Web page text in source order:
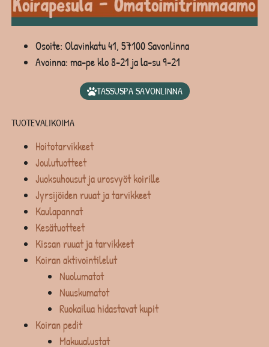
Osoite: Olavinkatu 41, 57100 Savonlinna
Avoinna: ma-pe klo 8-21 ja la-su 9-21
TASSUSPA SAVONLINNA
TUOTEVALIKOIMA
Hoitotarvikkeet
Joulutuotteet
Juoksuhousut ja urosvyöt koirille
Jyrsijöiden ruuat ja tarvikkeet
Kaulapannat
Kesätuotteet
Kissan ruuat ja tarvikkeet
Koiran aktivointilelut
Nuolumatot
Nuuskumatot
Ruokailua hidastavat kupit
Koiran pedit
Makuualustat